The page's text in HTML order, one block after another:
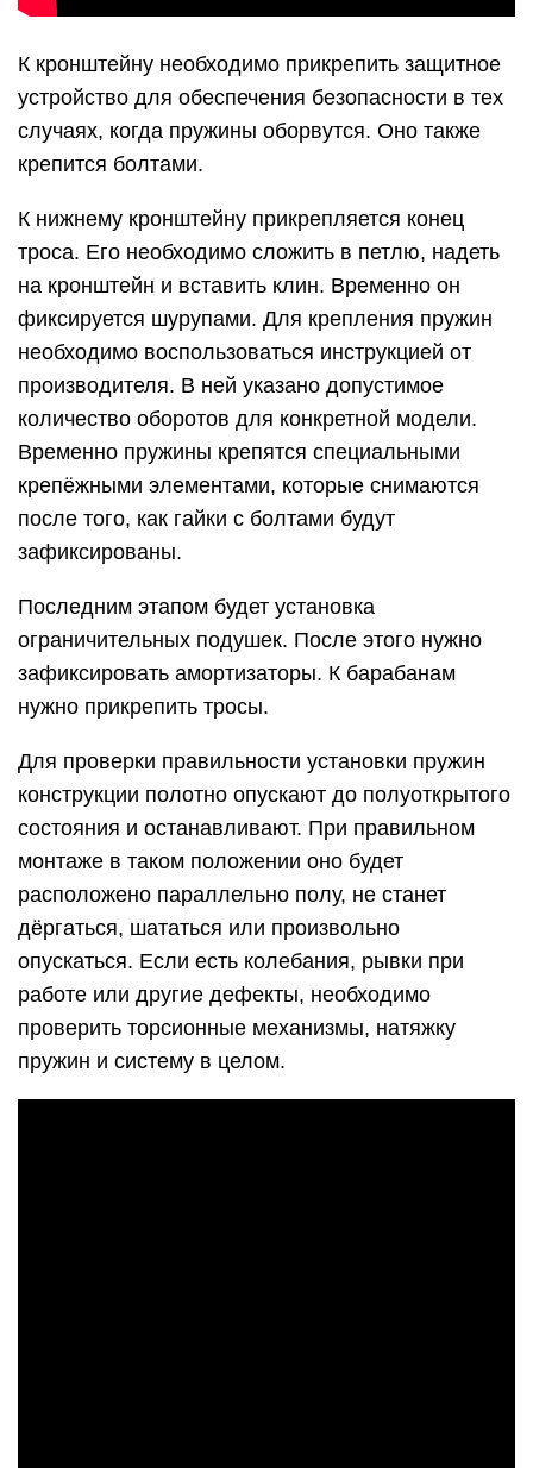
К кронштейну необходимо прикрепить защитное
устройство для обеспечения безопасности в тех
случаях, когда пружины оборвутся. Оно также
крепится болтами.
К нижнему кронштейну прикрепляется конец
троса. Его необходимо сложить в петлю, надеть
на кронштейн и вставить клин. Временно он
фиксируется шурупами. Для крепления пружин
необходимо воспользоваться инструкцией от
производителя. В ней указано допустимое
количество оборотов для конкретной модели.
Временно пружины крепятся специальными
крепёжными элементами, которые снимаются
после того, как гайки с болтами будут
зафиксированы.
Последним этапом будет установка
ограничительных подушек. После этого нужно
зафиксировать амортизаторы. К барабанам
нужно прикрепить тросы.
Для проверки правильности установки пружин
конструкции полотно опускают до полуоткрытого
состояния и останавливают. При правильном
монтаже в таком положении оно будет
расположено параллельно полу, не станет
дёргаться, шататься или произвольно
опускаться. Если есть колебания, рывки при
работе или другие дефекты, необходимо
проверить торсионные механизмы, натяжку
пружин и систему в целом.